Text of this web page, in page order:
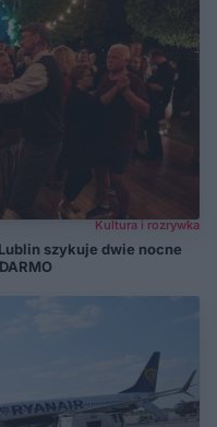
Kultura i rozrywka
szykuje dwie nocne